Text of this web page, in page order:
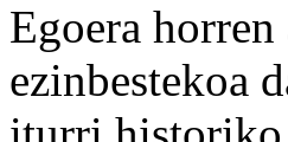
Egoera
ezinbestekoa